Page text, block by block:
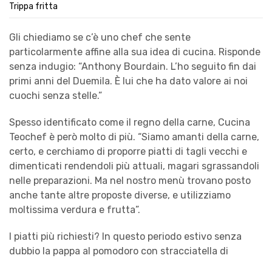
Trippa fritta
Gli chiediamo se c’è uno chef che sente
particolarmente affine alla sua idea di cucina. Risponde
senza indugio: “Anthony Bourdain. L’ho seguito fin dai
primi anni del Duemila. È lui che ha dato valore ai noi
cuochi senza stelle.”
Spesso identificato come il regno della carne, Cucina
Teochef è però molto di più. “Siamo amanti della carne,
certo, e cerchiamo di proporre piatti di tagli vecchi e
dimenticati rendendoli più attuali, magari sgrassandoli
nelle preparazioni. Ma nel nostro menù trovano posto
anche tante altre proposte diverse, e utilizziamo
moltissima verdura e frutta”.
I piatti più richiesti? In questo periodo estivo senza
dubbio la pappa al pomodoro con stracciatella di